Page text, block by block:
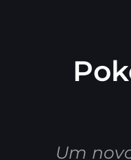
Um